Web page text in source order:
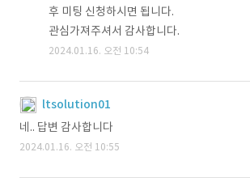
후 미팅 신청하시면 됩니다.
관심가져주셔서 감사합니다.
2024.01.16. 오전 10:54
ltsolution01
네.. 답변 감사합니다
2024.01.16. 오전 10:55